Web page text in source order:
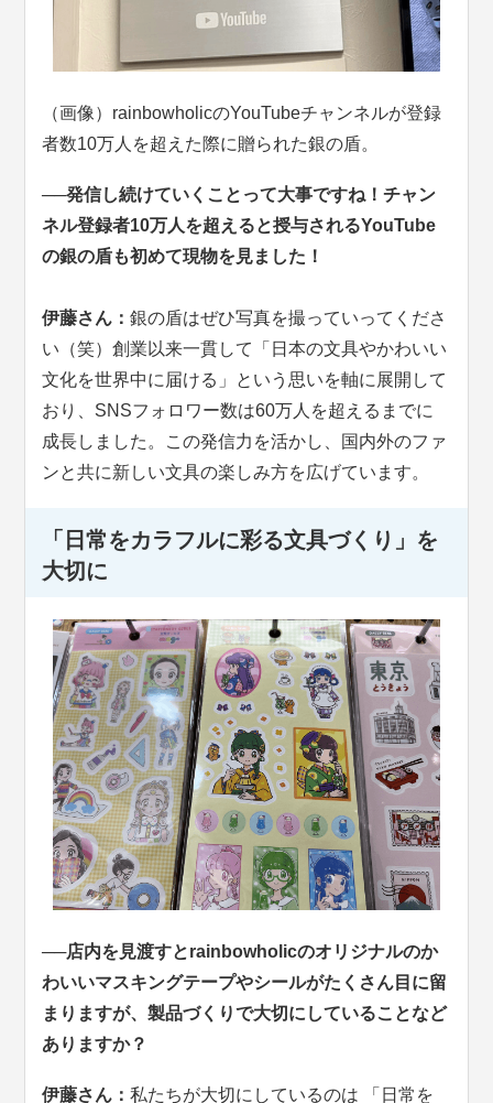
（画像）rainbowholicのYouTubeチャンネルが登録
者数10万人を超えた際に贈られた銀の盾。
──発信し続けていくことって大事ですね！チャン
ネル登録者10万人を超えると授与されるYouTube
の銀の盾も初めて現物を見ました！
伊藤さん：銀の盾はぜひ写真を撮っていってくださ
い（笑）創業以来一貫して「日本の文具やかわいい
文化を世界中に届ける」という思いを軸に展開して
おり、SNSフォロワー数は60万人を超えるまでに
成長しました。この発信力を活かし、国内外のファ
ンと共に新しい文具の楽しみ方を広げています。
「日常をカラフルに彩る文具づくり」を
大切に
──店内を見渡すとrainbowholicのオリジナルのか
わいいマスキングテープやシールがたくさん目に留
まりますが、製品づくりで大切にしていることなど
ありますか？
伊藤さん：私たちが大切にしているのは 「日常を